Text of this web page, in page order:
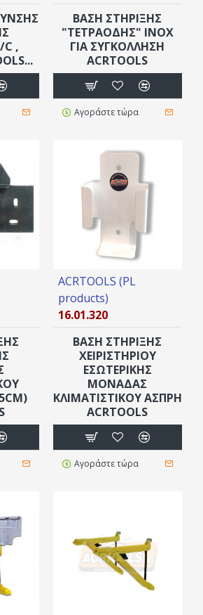
,
ΒΆΣΗ ΣΤΗΡΙΞΗΣ
"ΤΕΤΡΑΟΔΗΣ" INOX
ΓΙΑ ΣΥΓΚΌΛΛΗΣΗ
ACRTOOLS
Αγοράστε τώρα
ACRTOOLS (PL
products)
16.01.320
ΒΆΣΗ ΣΤΗΡΙΞΗΣ
ΧΕΙΡΙΣΤΗΡΊΟΥ
ΕΣΩΤΕΡΙΚΉΣ
ΜΟΝΆΔΑΣ
ΚΛΙΜΑΤΙΣΤΙΚΟΎ ΆΣΠΡΗ
ACRTOOLS
Αγοράστε τώρα